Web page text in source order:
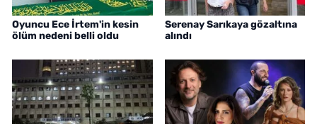
Oyuncu Ece İrtem'in kesin
ölüm nedeni belli oldu
Serenay Sarıkaya gözaltına
alındı